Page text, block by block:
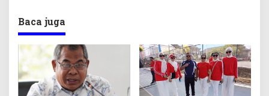
Baca juga